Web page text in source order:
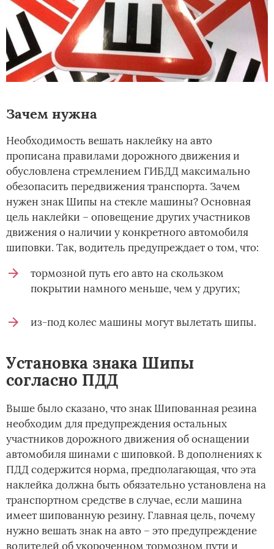
Зачем нужна
Необходимость вешать наклейку на авто
прописана правилами дорожного движения и
обусловлена стремлением ГИБДД максимально
обезопасить передвижения транспорта. Зачем
нужен знак Шипы на стекле машины? Основная
цель наклейки – оповещение других участников
движения о наличии у конкретного автомобиля
шиповки. Так, водитель предупреждает о том, что:
тормозной путь его авто на скользком
покрытии намного меньше, чем у других;
из-под колес машины могут вылетать шипы.
Установка знака Шипы
согласно ПДД
Выше было сказано, что знак Шипованная резина
необходим для предупреждения остальных
участников дорожного движения об оснащении
автомобиля шинами с шиповкой. В дополнениях к
ПДД содержится норма, предполагающая, что эта
наклейка должна быть обязательно установлена на
транспортном средстве в случае, если машина
имеет шипованную резину. Главная цель, почему
нужно вешать знак на авто – это предупреждение
водителей об укороченном тормозном пути и